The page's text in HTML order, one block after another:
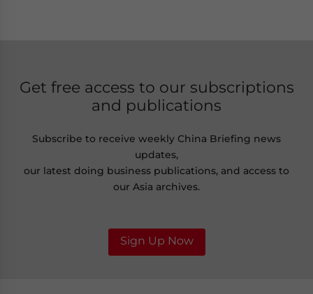
Get free access to our subscriptions
and publications
Subscribe to receive weekly China Briefing news
updates,
our latest doing business publications, and access to
our Asia archives.
Sign Up Now